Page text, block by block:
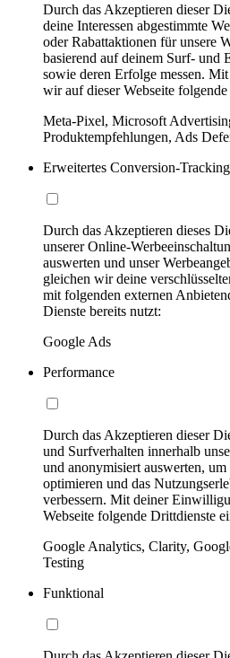
Durch das Akzeptieren dieser
deine Interessen abgestimmte
oder Rabattaktionen für unsere
basierend auf deinem Surf- und
sowie deren Erfolge messen.
wir auf dieser Webseite
Meta-Pixel, Microsoft
Produktempfehlungen, Ads
Erweitertes Conversion-Tracking
Durch das Akzeptieren dieses
unserer Online-
auswerten und unser
gleichen wir deine
mit folgenden externen
Dienste bereits nutzt:
Google Ads
Performance
Durch das Akzeptieren dieser
und Surfverhalten innerhalb
und anonymisiert auswerten, um
optimieren und das
verbessern. Mit deiner
Webseite folgende Drittdienste
Google Analytics, Clarity,
Testing
Funktional